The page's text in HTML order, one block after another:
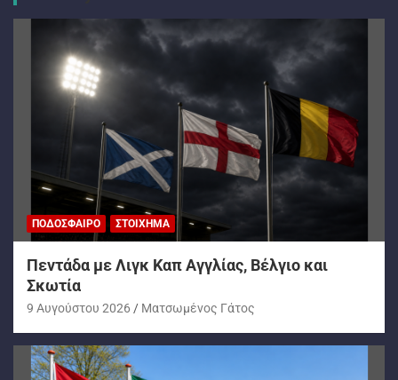
ΠΟΔΌΣΦΑΙΡΟ ΣΤΟΊΧΗΜΑ
Πεντάδα με Λιγκ Καπ Αγγλίας, Βέλγιο και
Σκωτία
9 Αυγούστου 2026 Ματσωμένος Γάτος